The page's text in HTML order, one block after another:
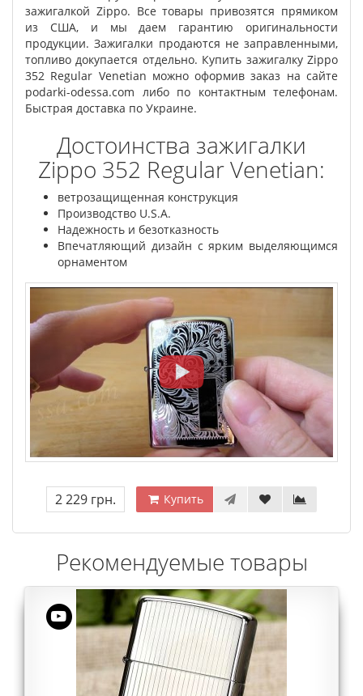
зажигалкой Zippo. Все товары привозятся прямиком
из США, и мы даем гарантию оригинальности
продукции. Зажигалки продаются не заправленными,
топливо докупается отдельно. Купить зажигалку Zippo
352 Regular Venetian можно оформив заказ на сайте
podarki-odessa.com либо по контактным телефонам.
Быстрая доставка по Украине.
Достоинства зажигалки
Zippo 352 Regular Venetian:
ветрозащищенная конструкция
Производство U.S.A.
Надежность и безотказность
Впечатляющий дизайн с ярким выделяющимся
орнаментом
2 229 грн. Купить
Рекомендуемые товары